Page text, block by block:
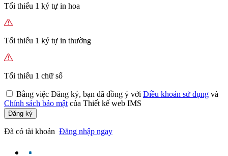
Tối thiểu 1 ký tự in hoa
Tối thiểu 1 ký tự in thường
Tối thiểu 1 chữ số
Bằng việc Đăng ký, bạn đã đồng ý với Điều khoản sử dụng và
Chính sách bảo mật của Thiết kế web IMS
Đăng ký
Đã có tài khoản Đăng nhập ngay